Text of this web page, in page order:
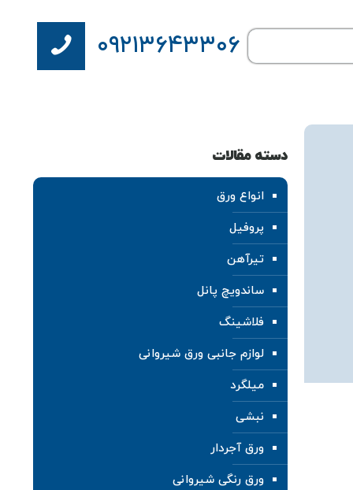
۰۹۲۱۳۶۴۳۳۰۶
دسته مقالات
انواع ورق
پروفیل
تیرآهن
ساندویچ پانل
فلاشینگ
لوازم جانبی ورق شیروانی
میلگرد
نبشی
ورق آجردار
ورق رنگی شیروانی